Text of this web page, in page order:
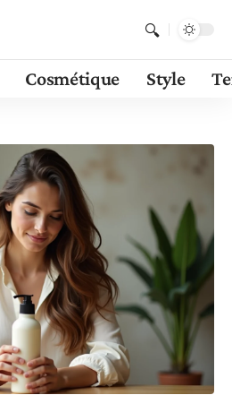
Cosmétique Style